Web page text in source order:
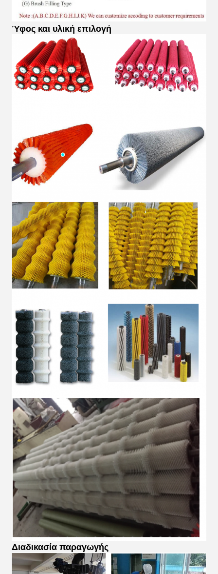
Ύφος και υλική επιλογή
Διαδικασία παραγωγής